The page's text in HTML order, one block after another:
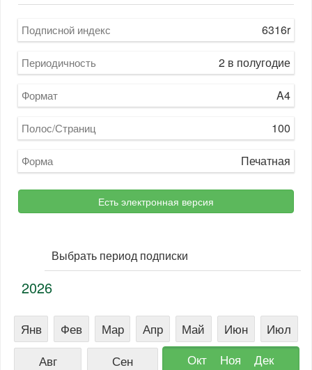
Подписной индекс 6316r
Периодичность 2 в полугодие
Формат A4
Полос/Страниц 100
Форма Печатная
Есть электронная версия
Выбрать период подписки
2026
Янв Фев Мар Апр Май Июн
Июл
Авг
Сен Окт Ноя Дек